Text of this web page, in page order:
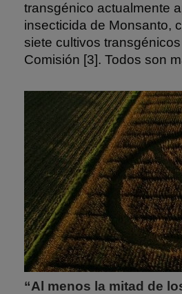
transgénico actualmente
insecticida de Monsanto,
siete cultivos
Comisión [3]. Todos son
“Al menos la mitad de